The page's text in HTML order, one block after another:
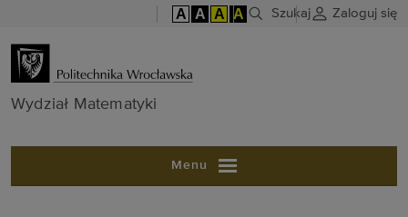
A A A A Szukaj Zaloguj się
Wydział
Wydział Matematyki
Menu